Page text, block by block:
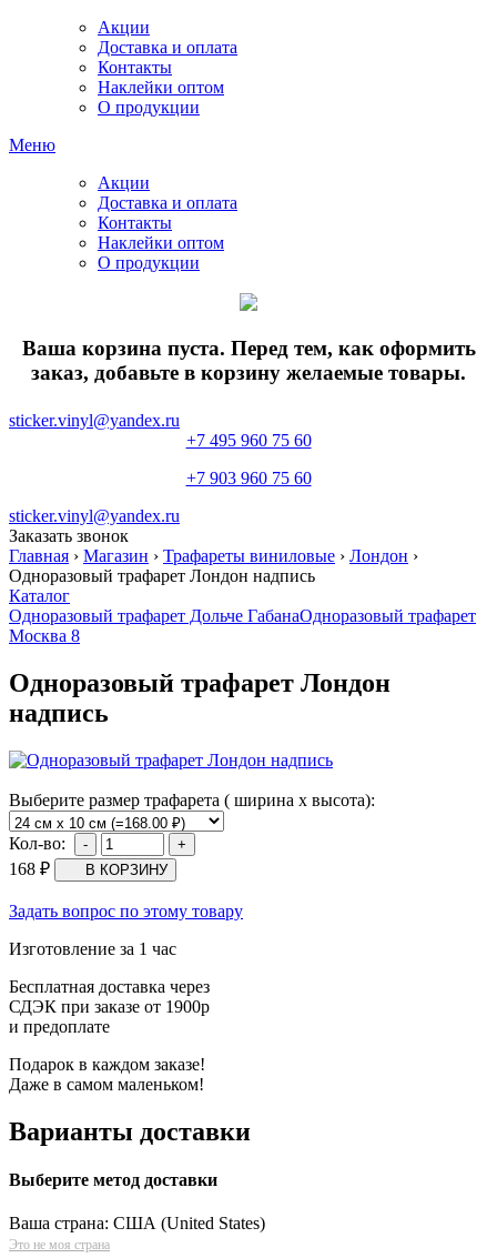
Акции
Доставка и оплата
Контакты
Наклейки оптом
О продукции
Меню
Акции
Доставка и оплата
Контакты
Наклейки оптом
О продукции
Ваша корзина пуста. Перед тем, как оформить
заказ, добавьте в корзину желаемые товары.
sticker.vinyl@yandex.ru
+7 495 960 75 60
+7 903 960 75 60
sticker.vinyl@yandex.ru
Заказать звонок
Главная › Магазин › Трафареты виниловые › Лондон ›
Одноразовый трафарет Лондон надпись
Каталог
Одноразовый трафарет Дольче ГабанаОдноразовый трафарет
Москва 8
Одноразовый трафарет Лондон
надпись
Выберите размер трафарета ( ширина х высота):
Кол-во:
168 ₽
Задать вопрос по этому товару
Изготовление за 1 час
Бесплатная доставка через
СДЭК при заказе от 1900р
и предоплате
Подарок в каждом заказе!
Даже в самом маленьком!
Варианты доставки
Выберите метод доставки
Ваша страна: США (United States)
Это не моя страна